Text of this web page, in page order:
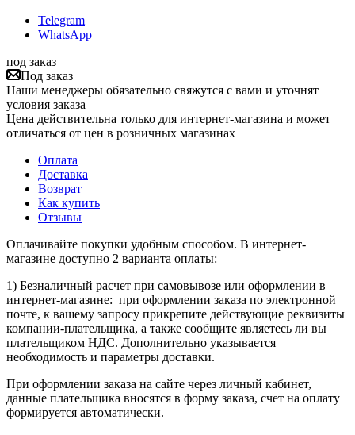
Telegram
WhatsApp
под заказ
Под заказ
Наши менеджеры обязательно свяжутся с вами и уточнят
условия заказа
Цена действительна только для интернет-магазина и может
отличаться от цен в розничных магазинах
Оплата
Доставка
Возврат
Как купить
Отзывы
Оплачивайте покупки удобным способом. В интернет-
магазине доступно 2 варианта оплаты:
1) Безналичный расчет при самовывозе или оформлении в
интернет-магазине: при оформлении заказа по электронной
почте, к вашему запросу прикрепите действующие реквизиты
компании-плательщика, а также сообщите являетесь ли вы
плательщиком НДС. Дополнительно указывается
необходимость и параметры доставки.
При оформлении заказа на сайте через личный кабинет,
данные плательщика вносятся в форму заказа, счет на оплату
формируется автоматически.